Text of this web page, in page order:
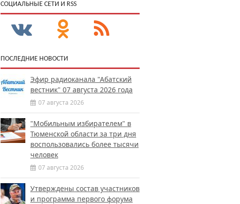
CОЦИАЛЬНЫЕ СЕТИ И RSS
ПОСЛЕДНИЕ НОВОСТИ
Эфир радиоканала "Абатский
вестник" 07 августа 2026 года
07 августа 2026
"Мобильным избирателем" в
Тюменской области за три дня
воспользовались более тысячи
человек
07 августа 2026
Утверждены состав участников
и программа первого форума